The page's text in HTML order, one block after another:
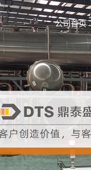
公司首页